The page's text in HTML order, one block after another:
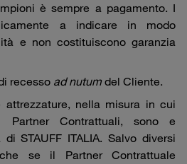
è sempre a pagamento. I
a indicare in modo
e non costituiscono garanzia
recesso ad nutumdel Cliente.
nella misura in cui
Contrattuali, sono e
STAUFF ITALIA. Salvo diversi
se il Partner Contrattuale